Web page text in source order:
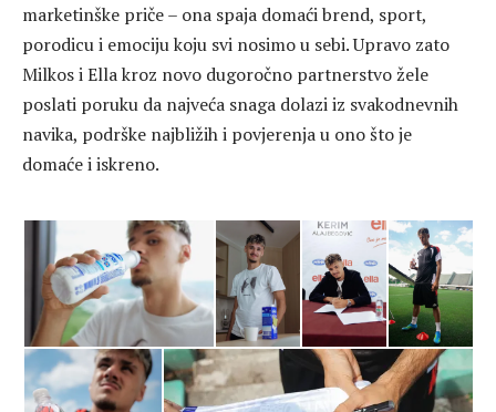
marketinške priče – ona spaja domaći brend, sport,
porodicu i emociju koju svi nosimo u sebi. Upravo zato
Milkos i Ella kroz novo dugoročno partnerstvo žele
poslati poruku da najveća snaga dolazi iz svakodnevnih
navika, podrške najbližih i povjerenja u ono što je
domaće i iskreno.